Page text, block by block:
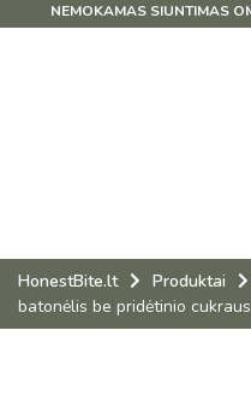
NEMOKAMAS SIUNTIMAS
HonestBite.lt Produktai
batonėlis be pridėtinio